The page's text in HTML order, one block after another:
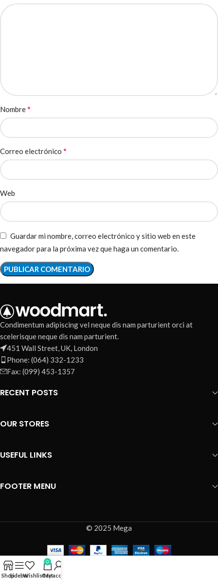
Nombre*
Correo electrónico *
Web
Guardar mi nombre, correo electrónico y sitio web en este
navegador para la próxima vez que haga un comentario.
Condimentum adipiscing vel neque dis nam parturient orci at
scelerisque neque dis nam parturient.
451 Wall Street, UK, London
Phone: (064) 332-1233
Fax: (099) 453-1357
RECENT POSTS
OUR STORES
USEFUL LINKS
FOOTER MENU
© 2025 Mega
ShopSidebarWishlist
0
Cart
My account